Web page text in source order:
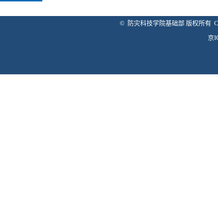
© 防灾科技学院基础部 版权所有
京